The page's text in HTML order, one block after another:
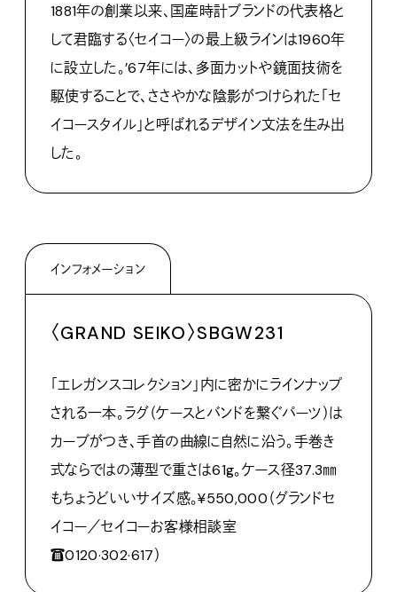
1881年の創業以来、国産時計ブランドの代表格と
して君臨する〈セイコー〉の最上級ラインは1960年
に設立した。’67年には、多面カットや鏡面技術を
駆使することで、ささやかな陰影がつけられた「セ
イコースタイル」と呼ばれるデザイン文法を生み出
した。
インフォメーション
〈GRAND SEIKO〉SBGW231
「エレガンスコレクション」内に密かにラインナップ
される一本。ラグ（ケースとバンドを繋ぐパーツ）は
カーブがつき、手首の曲線に自然に沿う。手巻き
式ならではの薄型で重さは61g。ケース径37.3㎜
もちょうどいいサイズ感。¥550,000（グランドセ
イコー／セイコーお客様相談室
☎0120·302·617）